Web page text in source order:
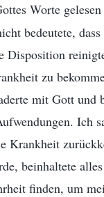
Worte
bedeutete,
Disposition
zu
mit Gott und
Ich
Krankheit
beinhaltete
finden, um